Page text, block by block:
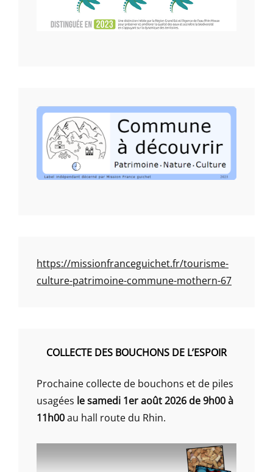
https://missionfranceguichet.fr/tourisme-
culture-patrimoine-commune-mothern-67
COLLECTE DES BOUCHONS DE L’ESPOIR
Prochaine collecte de bouchons et de piles
usagées le samedi 1er août 2026 de 9h00 à
11h00au hall route du Rhin.